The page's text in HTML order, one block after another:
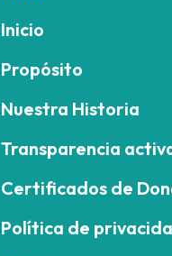
Inicio
Propósito
Nuestra Historia
Transparencia
Certificados de
Política de